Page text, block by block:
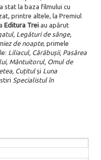
stat la baza filmului cu
printre altele, la Premiul
Editura Trei au apărut
Legături de sânge,
de noapte, primele
Liliacul, Cărăbușii, Pasărea
Mântuitorul, Omul de
Cuțitulși Luna
Specialistul în